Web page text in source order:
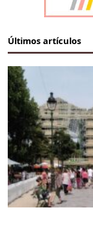
Últimos artículos